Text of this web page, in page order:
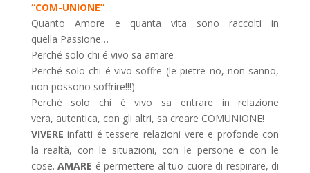
“COM-UNIONE”
Quanto Amore e quanta vita sono raccolti in
quella Passione…
Perché solo chi é vivo sa amare
Perché solo chi é vivo soffre (le pietre no, non sanno,
non possono soffrire!!!)
Perché solo chi é vivo sa entrare in relazione
vera, autentica, con gli altri, sa creare COMUNIONE!
VIVERE infatti é tessere relazioni vere e profonde con
la realtà, con le situazioni, con le persone e con le
cose.AMARE é permettere al tuo cuore di respirare, di